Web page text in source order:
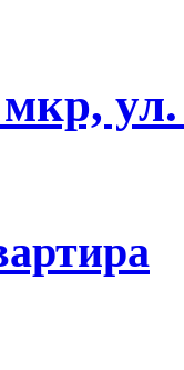
ул.